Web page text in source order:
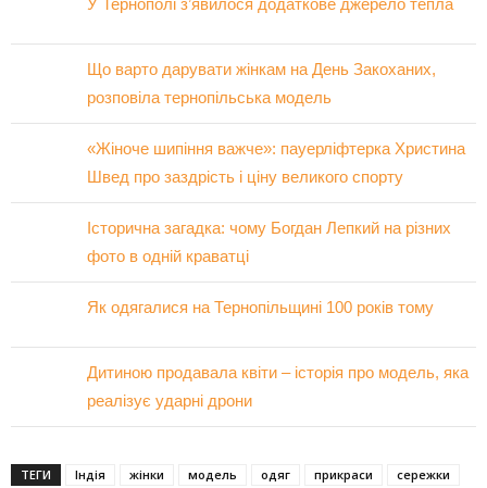
У Тернополі з’явилося додаткове джерело тепла
Що варто дарувати жінкам на День Закоханих,
розповіла тернопільська модель
«Жіноче шипіння важче»: пауерліфтерка Христина
Швед про заздрість і ціну великого спорту
Історична загадка: чому Богдан Лепкий на різних
фото в одній краватці
Як одягалися на Тернопільщині 100 років тому
Дитиною продавала квіти – історія про модель, яка
реалізує ударні дрони
ТЕГИ Індія жінки модель одяг прикраси сережки